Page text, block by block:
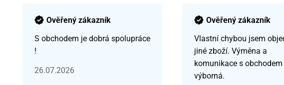
Ověřený zákazník
S obchodem je dobrá spolupráce
!
26.07.2026
Ověřený zákazník
Vlastní chybou jsem
jiné zboží. Výměna a
komunikace s obchodem
výborná.